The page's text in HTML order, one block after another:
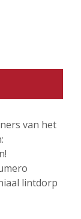
van het
lintdorp